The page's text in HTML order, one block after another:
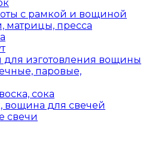
с рамкой и вощиной
матрицы, пресса
изготовления вощины
паровые,
сока
вощина для свечей
свечи